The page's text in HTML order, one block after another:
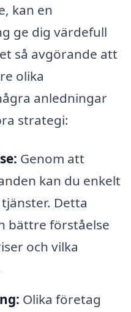
kan en
ge dig värdefull
så avgörande att
olika
anledningar
strategi:
Genom att
kan du enkelt
Detta
bättre förståelse
och vilka
Olika företag